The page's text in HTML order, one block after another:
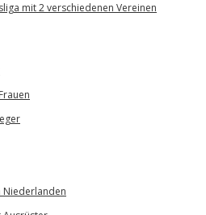
mit 2 verschiedenen Vereinen
Niederlanden